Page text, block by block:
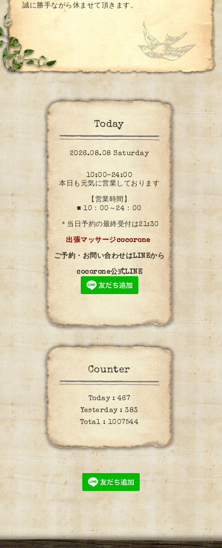
誠に勝手ながら休ませて頂きます。
Today
2026.08.08 Saturday
10:00~24:00
本日も元気に営業しております
【営業時間】
■ 10：00～24：00
＊当日予約の最終受付は21:30
出張マッサージcocorone
ご予約・お問い合わせはLINEから
cocorone公式LINE
Counter
Today : 467
Yesterday :383
Total : 1007544